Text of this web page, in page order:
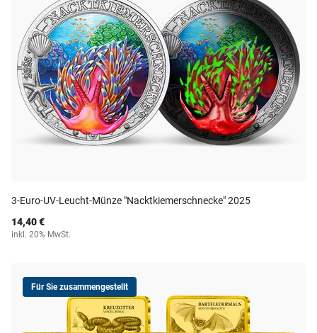
3-Euro-UV-Leucht-Münze "Nacktkiemerschnecke" 2025
14,40 €
inkl. 20% MwSt.
Für Sie zusammengestellt